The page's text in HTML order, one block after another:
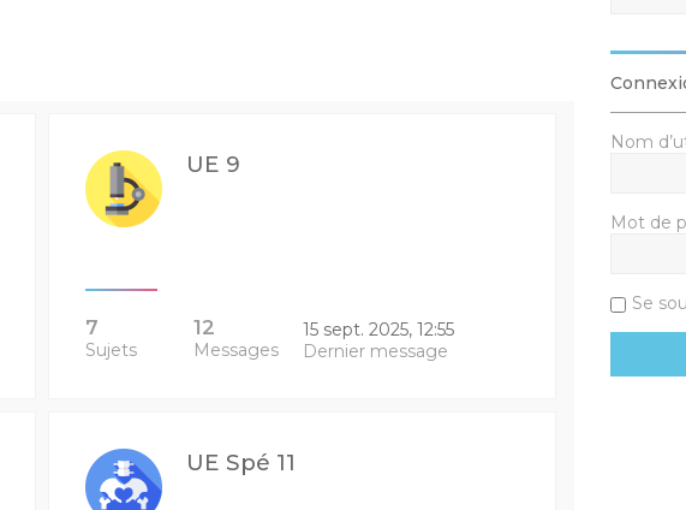
UE 9
7
Sujets
12
Messages
15 sept. 2025, 12:55
Dernier message
UE Spé 11
Nom
Mot de
Se